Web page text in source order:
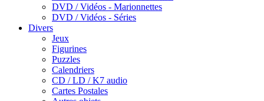
DVD / Vidéos - Marionnettes
DVD / Vidéos - Séries
Divers
Jeux
Figurines
Puzzles
Calendriers
CD / LD / K7 audio
Cartes Postales